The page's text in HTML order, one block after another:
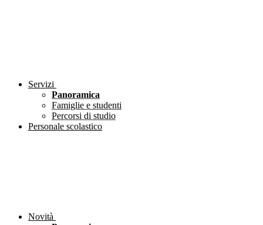
Servizi
Panoramica
Famiglie e studenti
Percorsi di studio
Personale scolastico
Novità